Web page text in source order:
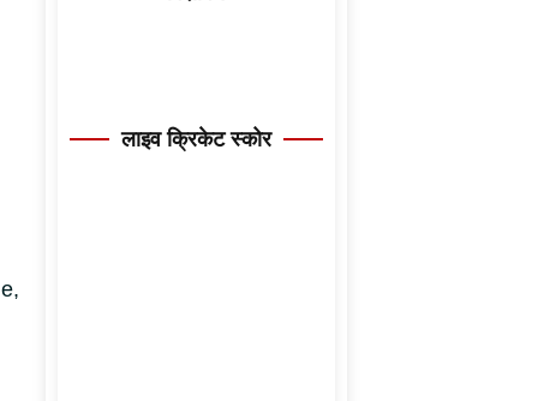
लाइव क्रिकेट स्कोर